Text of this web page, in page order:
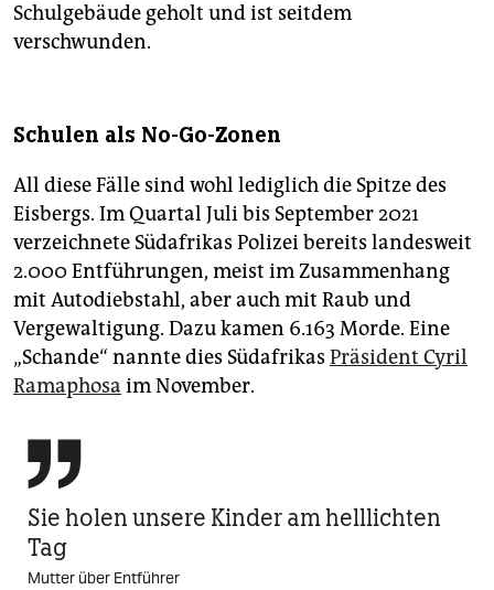
Schulgebäude geholt und ist seitdem
verschwunden.
Schulen als No-Go-Zonen
All diese Fälle sind wohl lediglich die Spitze des
Eisbergs. Im Quartal Juli bis September 2021
verzeichnete Südafrikas Polizei bereits landesweit
2.000 Entführungen, meist im Zusammenhang
mit Autodiebstahl, aber auch mit Raub und
Vergewaltigung. Dazu kamen 6.163 Morde. Eine
„Schande“ nannte dies Südafrikas Präsident Cyril
Ramaphosa im November.

Sie holen unsere Kinder am helllichten
Tag
Mutter über Entführer